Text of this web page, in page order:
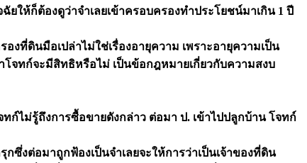
ให้ก็ต้องดูว่าจำเลยเข้าครอบครองทำประโยชน์มาเกิน 1 ปี
งที่ดินมือเปล่าไม่ใช่เรื่องอายุความ เพราะอายุความเป็น
จทก์จะมีสิทธิหรือไม่ เป็นข้อกฎหมายเกี่ยวกับความสงบ
ก์ไม่รู้ถึงการซื้อขายดังกล่าว ต่อมา ป. เข้าไปปลูกบ้าน โจทก์
งต่อมาถูกฟ้องเป็นจำเลยจะให้การว่าเป็นเจ้าของที่ดิน